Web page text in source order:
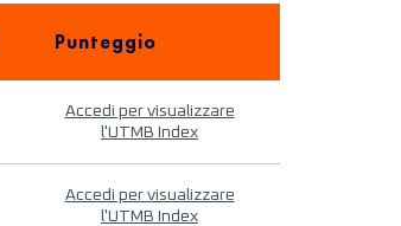
Punteggio
Accedi per visualizzare
l'UTMB Index
Accedi per visualizzare
l'UTMB Index